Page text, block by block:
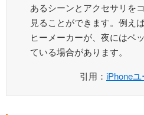
あるシーンとアクセサリを
見ることができます。例え
ヒーメーカーが、夜にはベ
ている場合があります。
引用： iPhoneユ